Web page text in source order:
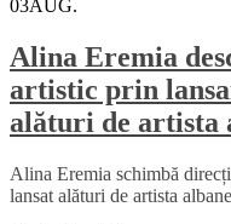
03AUG.
Alina Eremia
artistic prin
alături de artista
Alina Eremia schimbă
lansat alături de artista